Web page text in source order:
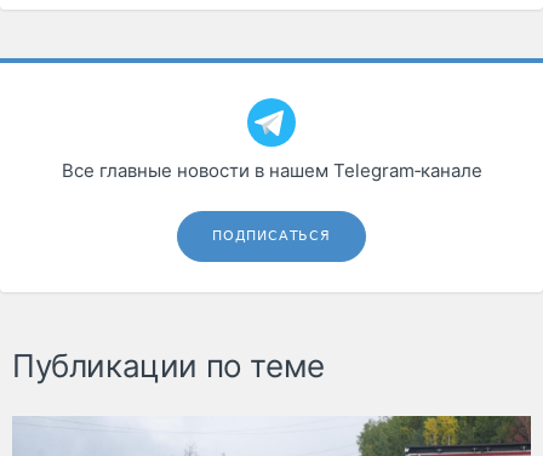
Все главные новости в нашем Telegram‑канале
ПОДПИСАТЬСЯ
Публикации по теме